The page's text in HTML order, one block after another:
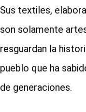
Sus textiles,
son solamente
resguardan la
pueblo que ha
de generaciones.